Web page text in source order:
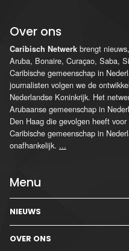
Over ons
Caribisch Netwerk brengt
Aruba, Bonaire, Curaçao, Saba,
Caribische gemeenschap in
journalisten volgen we de
Nederlandse Koninkrijk. Het
Arubaanse gemeenschap in
Den Haag die gevolgen heeft
Caribische gemeenschap in
onafhankelijk. ...
Menu
NIEUWS
OVER ONS